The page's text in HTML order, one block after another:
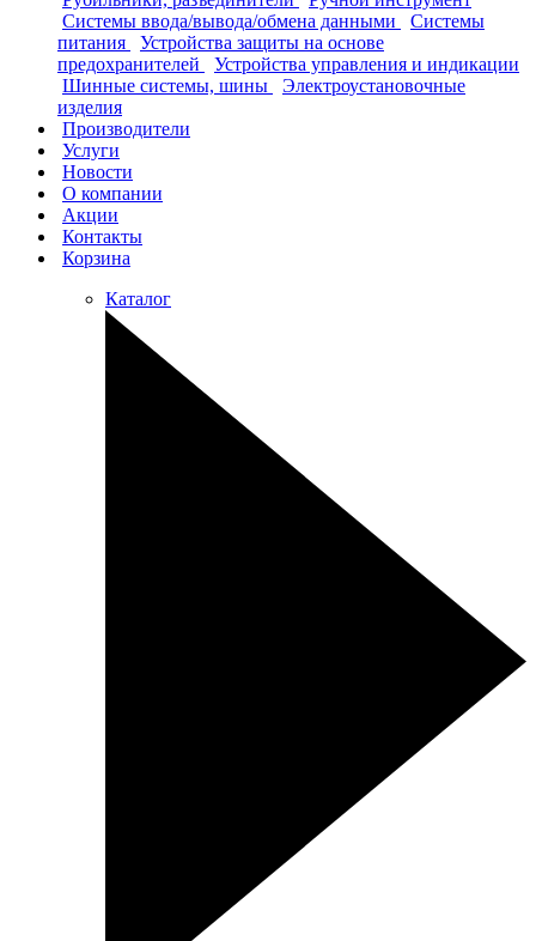
Системы ввода/вывода/обмена данными
Системы
питания
Устройства защиты на основе
предохранителей
Устройства управления и индикации
Шинные системы, шины
Электроустановочные
изделия
Производители
Услуги
Новости
О компании
Акции
Контакты
Корзина
Каталог